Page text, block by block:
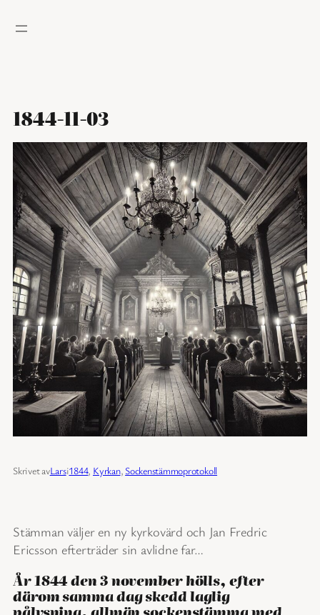
till
1844-11-03
Skrivet avLarsi1844, Kyrkan, Sockenstämmoprotokoll
Stämman väljer en ny kyrkovärd och Jan Fredric
Ericsson efterträder sin avlidne far…
År 1844 den 3 november hölls, efter
därom samma dag skedd laglig